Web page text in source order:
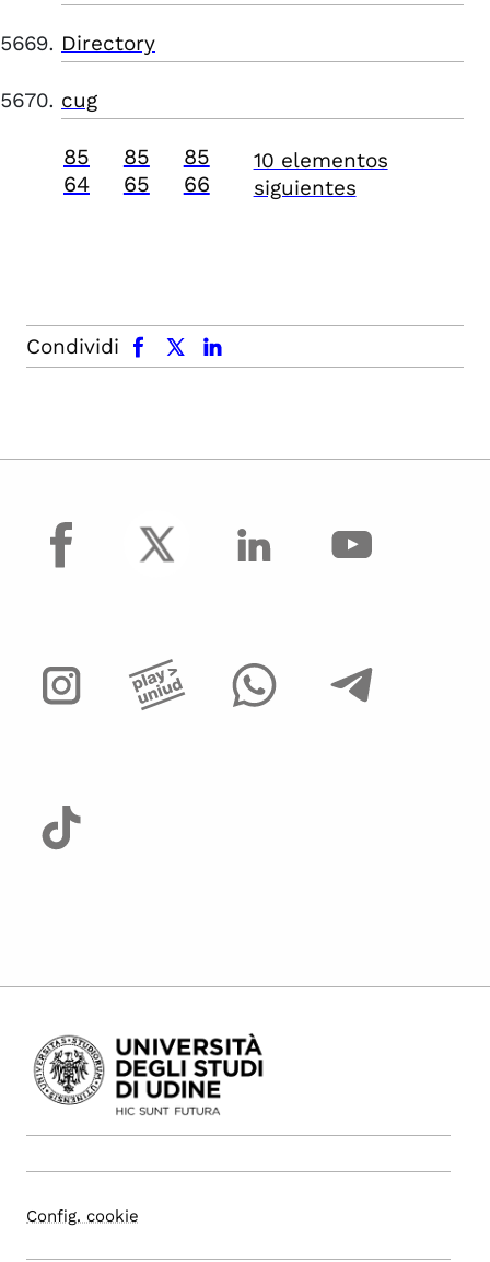
Directory
cug
85
64
85
65
85
66
10 elementos
siguientes
Condividi
facebook x.com linkedin
facebook
Config. cookie